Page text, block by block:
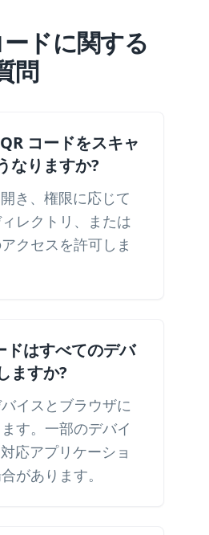
ードに関する
問
コードをスキャ
なりますか?
き、権限に応じて
レクトリ、または
クセスを許可しま
ドはすべてのデバ
ますか?
イスとブラウザに
す。一部のデバイ
応アプリケーショ
があります。